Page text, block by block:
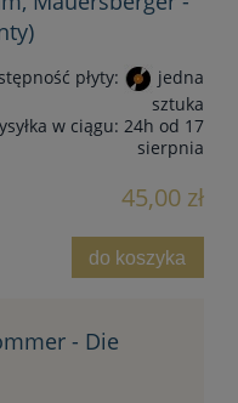
płyty:
jedna
sztuka
w ciągu: 24h od 17
sierpnia
45,00 zł
do koszyka
- Die